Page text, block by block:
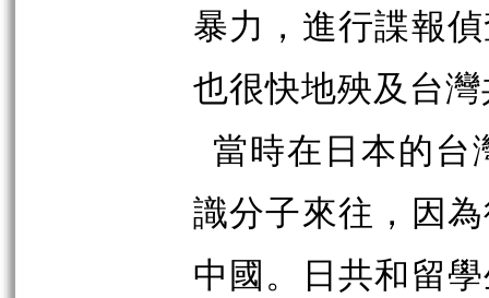
暴力，進行諜報
也很快地殃及台
當時在日本的台
識分子來往，因
中國。日共和留